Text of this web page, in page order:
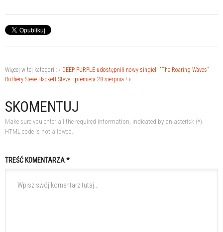
Więcej w tej kategorii: « DEEP PURPLE udostępnili nowy singiel! "The Roaring Waves"
Rothery Steve Hackett Steve - premiera 28 sierpnia ! »
SKOMENTUJ
Make sure you enter all the required information, indicated by an asterisk (*).
HTML code is not allowed.
TREŚĆ KOMENTARZA *